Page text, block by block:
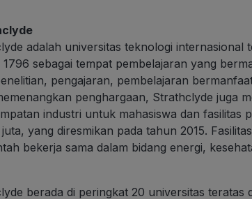
adalah universitas teknologi internasional
sebagai tempat pembelajaran yang
pengajaran, pembelajaran
penghargaan, Strathclyde juga
industri untuk mahasiswa dan fasilitas
yang diresmikan pada tahun 2015.
bekerja sama dalam bidang energi,
berada di peringkat 20 universitas teratas